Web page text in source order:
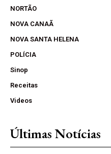
NORTÃO
NOVA CANAÃ
NOVA SANTA HELENA
POLÍCIA
Sinop
Receitas
Videos
Últimas Notícias